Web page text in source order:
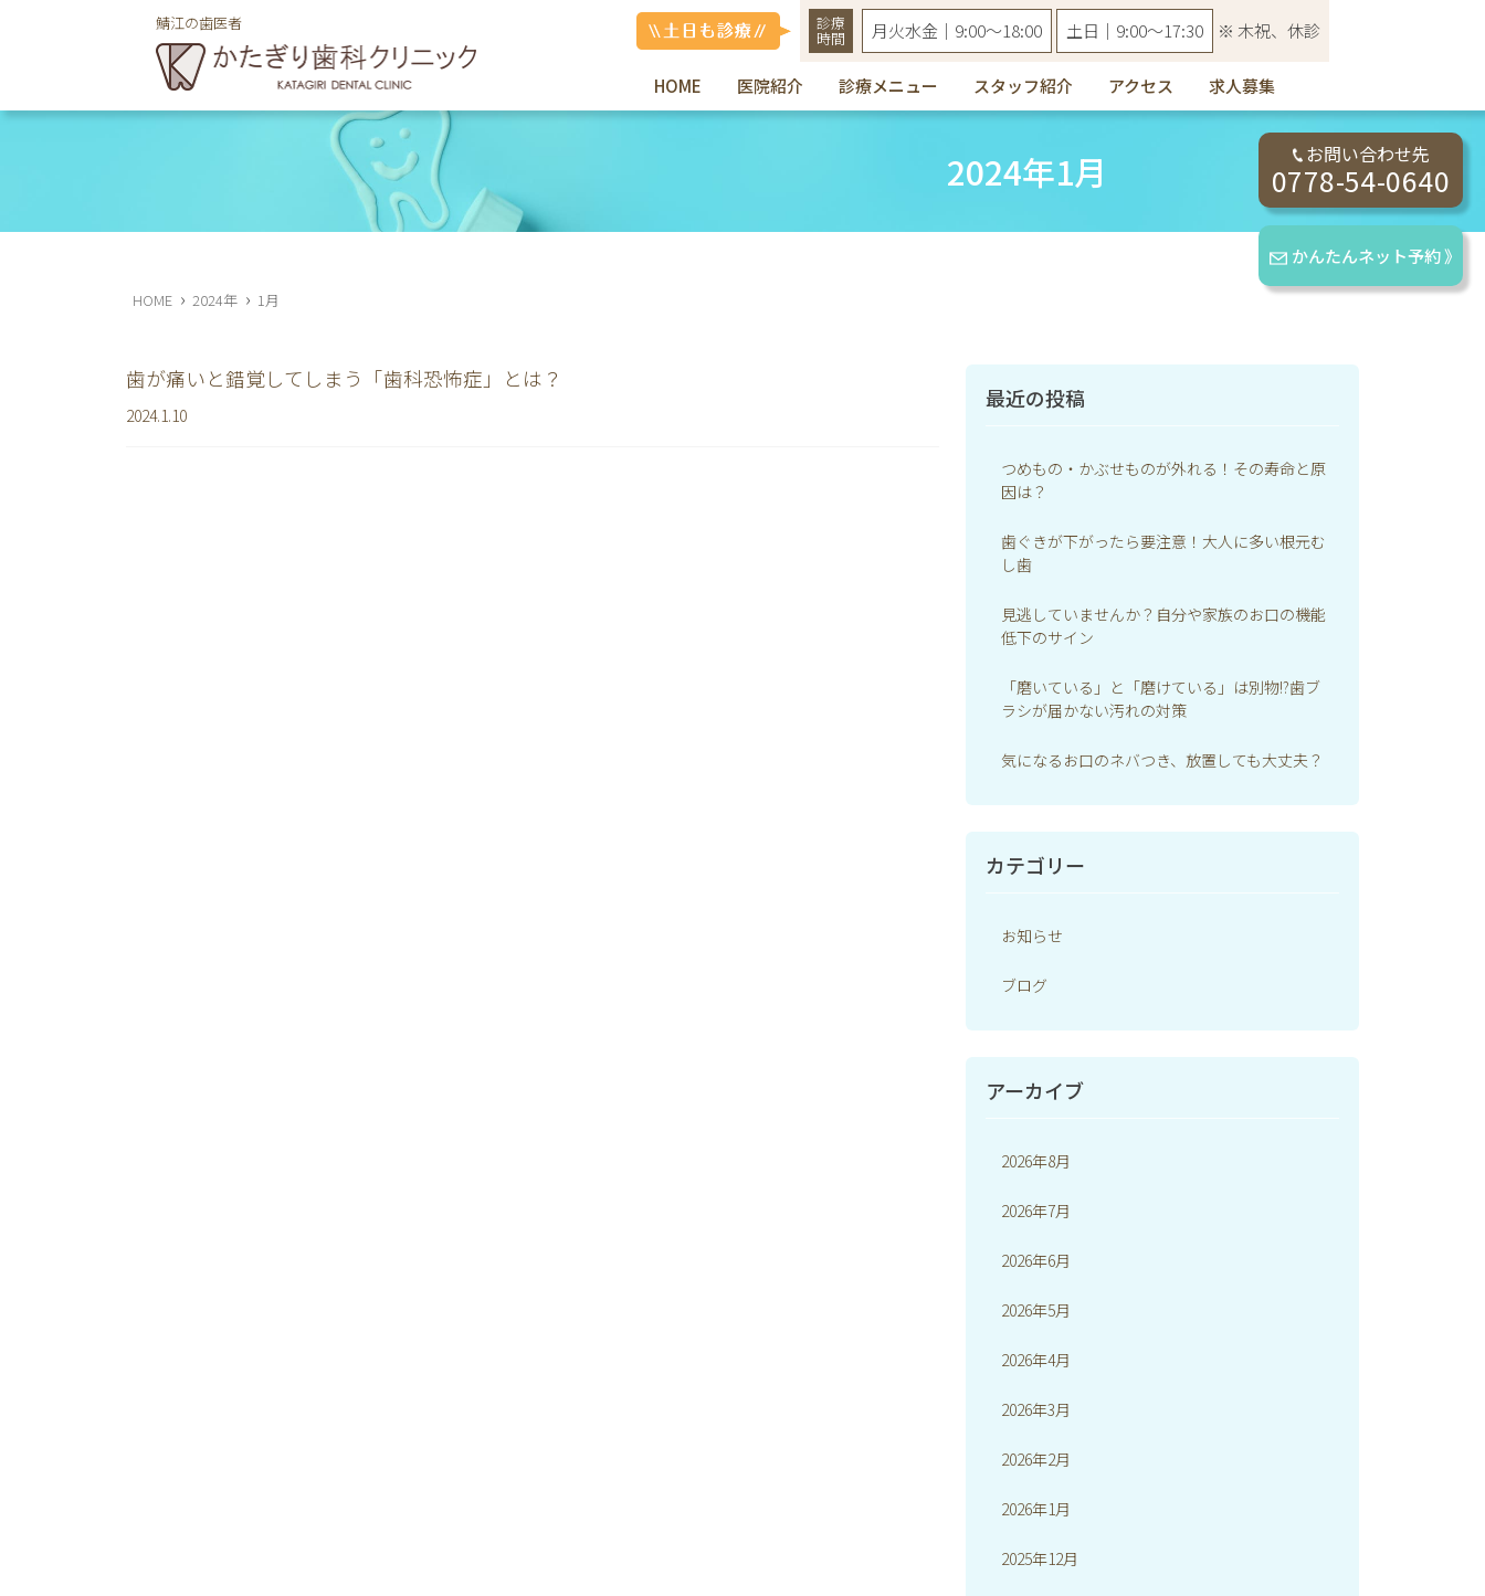
鯖江の歯医者
鯖江市舟津町の歯医者のかたぎり歯科クリニックは皆様の歯を守ります
診療
時間 月火水金｜9:00〜18:00 土日｜9:00〜17:30 ※ 木祝、休診
HOME 医院紹介 診療メニュー スタッフ紹介 アクセス 求人募集
お問い合わせ先
0778-54-0640
かんたんネット予約 》
2024年1月
HOME › 2024年 › 1月
歯が痛いと錯覚してしまう「歯科恐怖症」とは？
2024.1.10
最近の投稿
つめもの・かぶせものが外れる！その寿命と原
因は？
歯ぐきが下がったら要注意！大人に多い根元む
し歯
見逃していませんか？自分や家族のお口の機能
低下のサイン
「磨いている」と「磨けている」は別物!?歯ブ
ラシが届かない汚れの対策
気になるお口のネバつき、放置しても大丈夫？
カテゴリー
お知らせ
ブログ
アーカイブ
2026年8月
2026年7月
2026年6月
2026年5月
2026年4月
2026年3月
2026年2月
2026年1月
2025年12月